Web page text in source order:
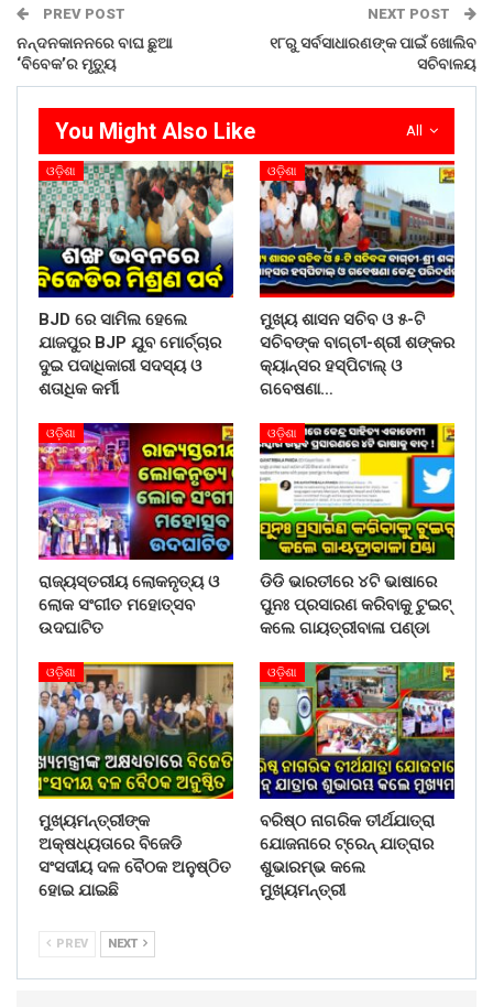
WhatsApp
PREV POST
ନନ୍ଦନକାନନରେ ବାଘ ଛୁଆ
‘ବିବେକ’ର ମୃତୁ୍ୟ
NEXT POST
୧୮ରୁ ସର୍ବସାଧାରଣଙ୍କ ପାଇଁ ଖୋଲିବ
ସଚିବାଳୟ
All
You Might Also Like
ଓଡ଼ିଶା
BJD ରେ ସାମିଲ ହେଲେ
ଯାଜପୁର BJP ଯୁବ ମୋର୍ଚ୍ଚାର
ଦୁଇ ପଦାଧିକାରୀ ସଦସ୍ୟ ଓ
ଶତାଧିକ କର୍ମୀ
ଓଡ଼ିଶା
ମୁଖ୍ୟ ଶାସନ ସଚିବ ଓ ୫-ଟି
ସଚିବଙ୍କ ବାଗ୍‌ଚୀ-ଶ୍ରୀ ଶଙ୍କର
କ୍ୟାନ୍‌ସର ହସ୍‌ପିଟାଲ୍‌ ଓ
ଗବେଷଣା…
ଓଡ଼ିଶା
ରାଜ୍ୟସ୍ତରୀୟ ଲୋକନୃତ୍ୟ ଓ
ଲୋକ ସଂଗୀତ ମହୋତ୍ସବ
ଉଦଘାଟିତ
ଓଡ଼ିଶା
ଡିଡି ଭାରତୀରେ ୪ଟି ଭାଷାରେ
ପୁନଃ ପ୍ରସାରଣ କରିବାକୁ ଟୁଇଟ୍
କଲେ ଗାୟତ୍ରୀବାଳା ପଣ୍ଡା
ଓଡ଼ିଶା
ମୁଖ୍ୟମନ୍ତ୍ରୀଙ୍କ
ଅକ୍ଷଧ୍ୟତାରେ ବିଜେଡି
ସଂସଦୀୟ ଦଳ ବୈଠକ ଅନୁଷ୍ଠିତ
ହୋଇ ଯାଇଛି
ଓଡ଼ିଶା
ବରିଷ୍ଠ ନାଗରିକ ତୀର୍ଥଯାତ୍ରା
ଯୋଜନାରେ ଟ୍ରେନ୍ ଯାତ୍ରାର
ଶୁଭାରମ୍ଭ କଲେ
ମୁଖ୍ୟମନ୍ତ୍ରୀ
PREV NEXT